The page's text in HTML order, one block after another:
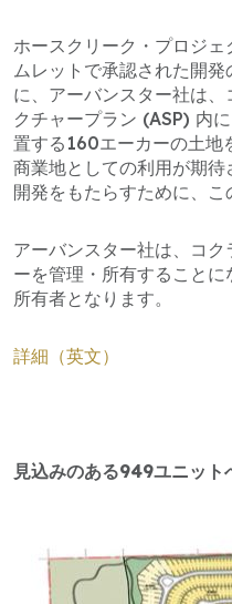
ホースクリーク・プロジ
ムレットで承認された開
に、アーバンスター社は
クチャープラン (ASP) 内
置する160エーカーの土地
商業地としての利用が期待
開発をもたらすために、こ
アーバンスター社は、コ
ーを管理・所有すること
所有者となります。
詳細（英文）
見込みのある949ユニット